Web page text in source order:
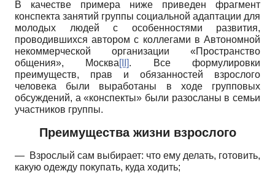
В качестве примера ниже приведен фрагмент
конспекта занятий группы социальной адаптации для
молодых людей с особенностями развития,
проводившихся автором с коллегами в Автономной
некоммерческой организации «Пространство
общения», Москва[II]. Все формулировки
преимуществ, прав и обязанностей взрослого
человека были выработаны в ходе групповых
обсуждений, а «конспекты» были разосланы в семьи
участников группы.
Преимущества жизни взрослого
— Взрослый сам выбирает: что ему делать, готовить,
какую одежду покупать, куда ходить;